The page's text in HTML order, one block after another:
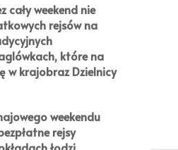
cały weekend nie
rejsów na
które na
w krajobraz Dzielnicy
weekendu
rejsy